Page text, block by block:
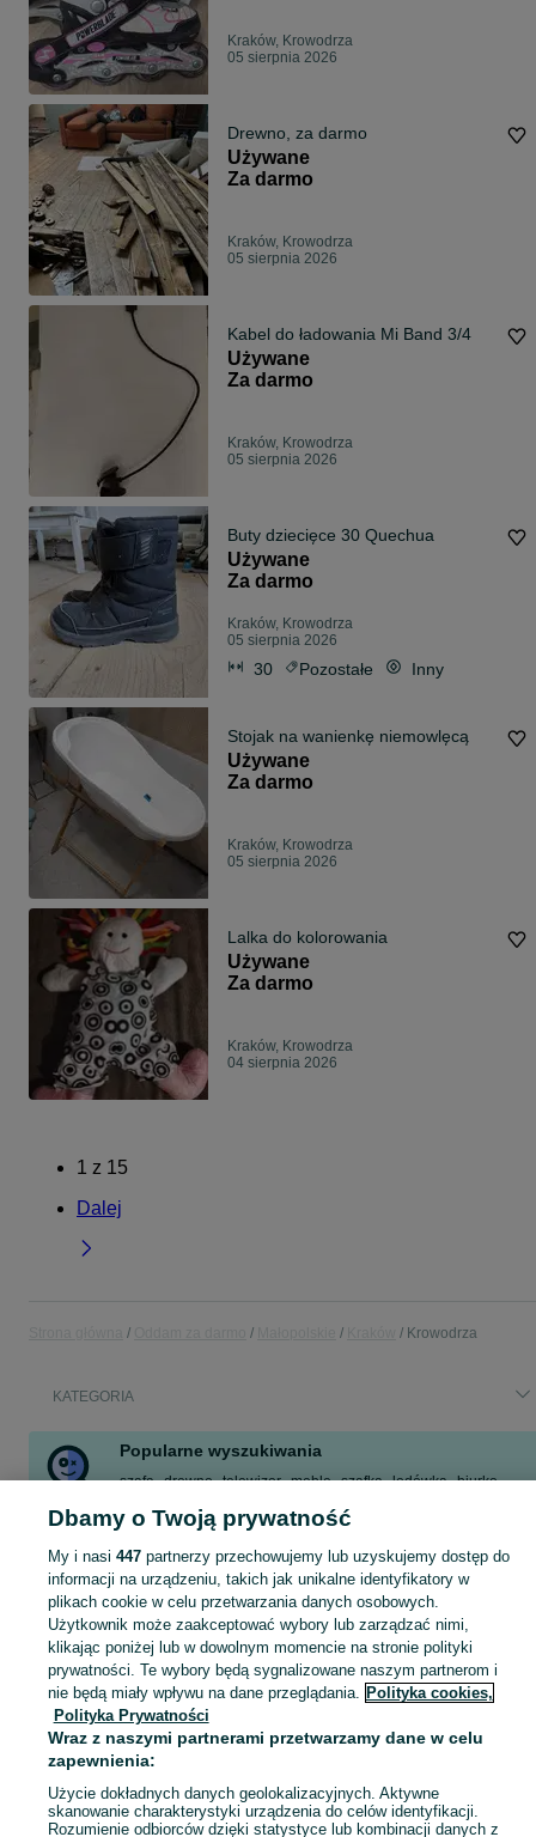
Kraków, Krowodrza
05 sierpnia 2026
Drewno, za darmo
Używane
Za darmo
Kraków, Krowodrza
05 sierpnia 2026
Kabel do ładowania Mi Band 3/4
Używane
Za darmo
Kraków, Krowodrza
05 sierpnia 2026
Buty dziecięce 30 Quechua
Używane
Za darmo
Kraków, Krowodrza
05 sierpnia 2026
30 Pozostałe Inny
Stojak na wanienkę niemowlęcą
Używane
Za darmo
Kraków, Krowodrza
05 sierpnia 2026
Lalka do kolorowania
Używane
Za darmo
Kraków, Krowodrza
04 sierpnia 2026
1 z 15
Dalej
Krowodrza
KATEGORIA
Popularne wyszukiwania
szafa drewno telewizor meble szafka lodówka biurko
meble kuchenne
Zobacz Więcej
Masz coś, czego już nie potrzebujesz? Wejdź na OLX, dodaj ofertę w kategorii Oddam za darmo i oddaj swój przedmiot za darmo! - Kraków i okolice!
Mapa kategorii
Mapa miejscowości
Mapa ministron
Popularne wyszukiwania
Dbamy o Twoją prywatność
My i nasi 447partnerzy przechowujemy lub uzyskujemy dostęp do
informacji na urządzeniu, takich jak unikalne identyfikatory w
plikach cookie w celu przetwarzania danych osobowych.
Użytkownik może zaakceptować wybory lub zarządzać nimi,
klikając poniżej lub w dowolnym momencie na stronie polityki
prywatności. Te wybory będą sygnalizowane naszym partnerom i
nie będą miały wpływu na dane przeglądania. Polityka cookies,
Polityka Prywatności
Wraz z naszymi partnerami przetwarzamy dane w celu
zapewnienia:
Użycie dokładnych danych geolokalizacyjnych. Aktywne
skanowanie charakterystyki urządzenia do celów identyfikacji.
Rozumienie odbiorców dzięki statystyce lub kombinacji danych z